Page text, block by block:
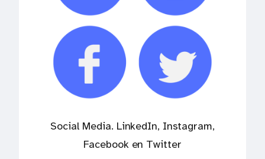
Social Media. LinkedIn, Instagram,
Facebook en Twitter